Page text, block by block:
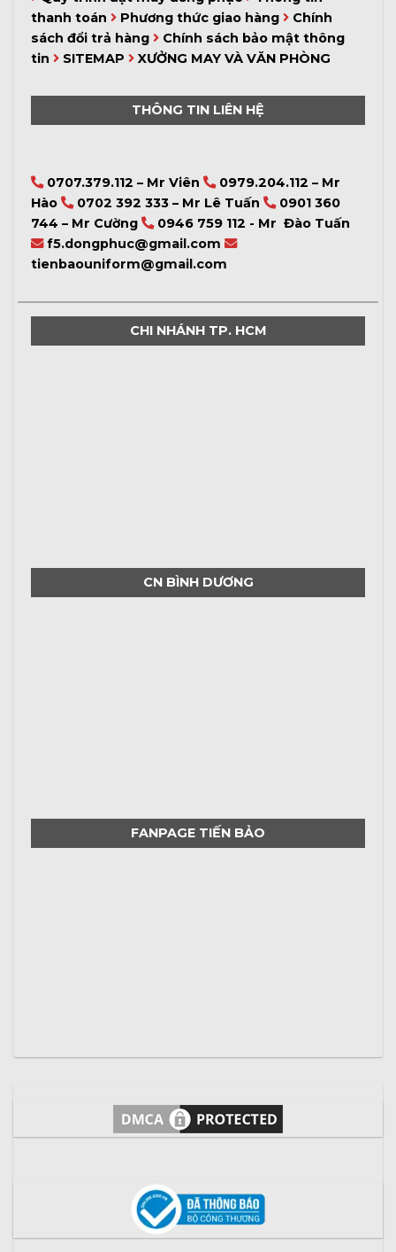
thanh toán
Phương thức giao hàng
Chính
sách đổi trả hàng
Chính sách bảo mật thông
tin
SITEMAP XƯỞNG MAY VÀ VĂN PHÒNG
THÔNG TIN LIÊN HỆ
0707.379.112 – Mr Viên
0979.204.112 – Mr
Hào
0702 392 333 – Mr Lê Tuấn
0901 360
744 – Mr Cường
0946 759 112 - Mr Đào Tuấn
f5.dongphuc@gmail.com
tienbaouniform@gmail.com
CHI NHÁNH TP. HCM
CN BÌNH DƯƠNG
FANPAGE TIẾN BẢO